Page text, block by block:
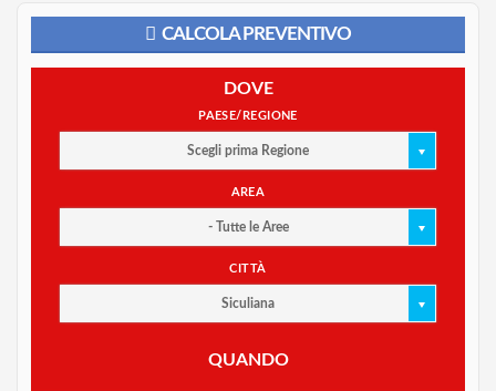
CALCOLA PREVENTIVO
DOVE
PAESE/REGIONE
Scegli prima Regione
AREA
- Tutte le Aree
CITTÀ
Siculiana
QUANDO